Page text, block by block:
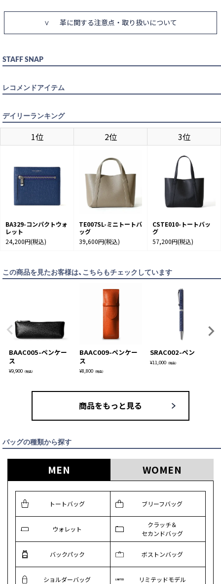
GOLD
入荷待ち
入荷お知らせ
革に関する注意点・取り扱いについて
STAFF SNAP
レコメンドアイテム
デイリーランキング
1位 2位 3位
BA329-コンパクトウォ
レット
24,200円(税込)
TE007SL-ミニトートバ
ッグ
39,600円(税込)
CSTE010-トートバッ
グ
57,200円(税込)
この商品を見たお客様は、こちらもチェックしています
BAAC005-ペンケー
ス
¥9,900 （税込）
BAAC009-ペンケー
ス
¥8,800 （税込）
SRAC002-ペン
¥11,000 （税込）
商品をもっと見る
バッグの種類から探す
MEN WOMEN
トートバッグ ブリーフバッグ
ウォレット
クラッチ＆
セカンドバッグ
バックパック ボストンバッグ
ショルダーバッグ リミテッドモデル